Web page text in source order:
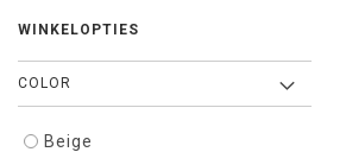
WINKELOPTIES
COLOR
Beige